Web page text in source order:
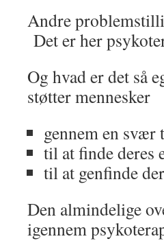
Andre
Det er her
Og hvad er det så
støtter mennesker
gennem en
til at finde deres
til at genfinde
Den almindelige
igennem